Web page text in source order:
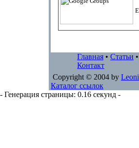
Главная • Статьи •
Контакт
Copyright © 2004 by
Каталог ссылок
- Генерация страницы: 0.16 секунд -